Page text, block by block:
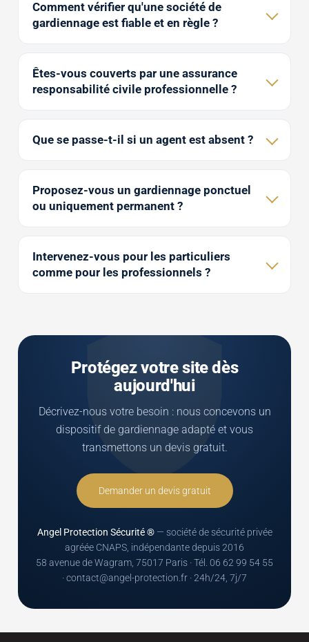
Comment vérifier qu'une société de
gardiennage est fiable et en règle ?
Êtes-vous couverts par une assurance
responsabilité civile professionnelle ?
Que se passe-t-il si un agent est absent ?
Proposez-vous un gardiennage ponctuel
ou uniquement permanent ?
Intervenez-vous pour les particuliers
comme pour les professionnels ?
Protégez votre site dès
aujourd'hui
Décrivez-nous votre besoin : nous concevons un
dispositif de gardiennage adapté et vous
transmettons un devis gratuit.
Demander un devis gratuit
Angel Protection Sécurité ®— société de sécurité privée
agréée CNAPS, indépendante depuis 2016
58 avenue de Wagram, 75017 Paris · Tél. 06 62 99 54 55
· contact@angel-protection.fr · 24h/24, 7j/7